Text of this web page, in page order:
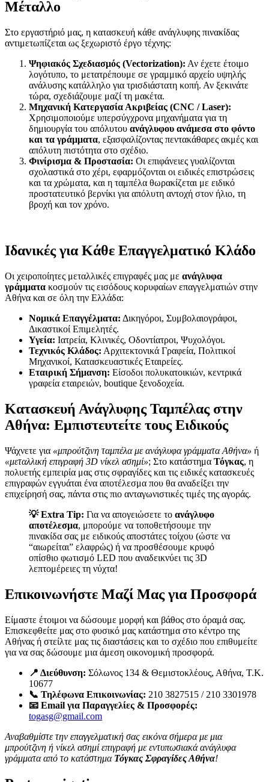
Μέταλλο
Στο εργαστήριό μας, η κατασκευή κάθε ανάγλυφης πινακίδας
αντιμετωπίζεται ως ξεχωριστό έργο τέχνης:
Ψηφιακός Σχεδιασμός (Vectorization): Αν έχετε έτοιμο
λογότυπο, το μετατρέπουμε σε γραμμικό αρχείο υψηλής
ανάλυσης κατάλληλο για τρισδιάστατη κοπή. Αν ξεκινάτε
τώρα, σχεδιάζουμε μαζί τη μακέτα.
Μηχανική Κατεργασία Ακριβείας (CNC / Laser):
Χρησιμοποιούμε υπερσύγχρονα μηχανήματα για τη
δημιουργία του απόλυτου ανάγλυφου ανάμεσα στο φόντο
και τα γράμματα, εξασφαλίζοντας πεντακάθαρες ακμές και
απόλυτη πιστότητα στο σχέδιο.
Φινίρισμα & Προστασία: Οι επιφάνειες γυαλίζονται
σχολαστικά στο χέρι, εφαρμόζονται οι ειδικές επιστρώσεις
και τα χρώματα, και η ταμπέλα θωρακίζεται με ειδικό
προστατευτικό βερνίκι για απόλυτη αντοχή στον ήλιο, τη
βροχή και τον χρόνο.
Ιδανικές για Κάθε Επαγγελματικό Κλάδο
Οι χειροποίητες μεταλλικές επιγραφές μας με ανάγλυφα
γράμματα κοσμούν τις εισόδους κορυφαίων επαγγελματιών στην
Αθήνα και σε όλη την Ελλάδα:
Νομικά Επαγγέλματα: Δικηγόροι, Συμβολαιογράφοι,
Δικαστικοί Επιμελητές.
Υγεία: Ιατρεία, Κλινικές, Οδοντίατροι, Ψυχολόγοι.
Τεχνικός Κλάδος: Αρχιτεκτονικά Γραφεία, Πολιτικοί
Μηχανικοί, Κατασκευαστικές Εταιρείες.
Εταιρική Σήμανση: Είσοδοι πολυκατοικιών, κεντρικά
γραφεία εταιρειών, boutique ξενοδοχεία.
Κατασκευή Ανάγλυφης Ταμπέλας στην
Αθήνα: Εμπιστευτείτε τους Ειδικούς
Ψάχνετε για «μπρούτζινη ταμπέλα με ανάγλυφα γράμματα Αθήνα» ή
«μεταλλική επιγραφή 3D νίκελ ασημί»; Στο κατάστημα Τόγκας, η
πολυετής εμπειρία μας στις σφραγίδες και τις ειδικές κατασκευές
επιγραφών εγγυάται ένα αποτέλεσμα που θα αναδείξει την
επιχείρησή σας, πάντα στις πιο ανταγωνιστικές τιμές της αγοράς.
💡 Extra Tip: Για να απογειώσετε το ανάγλυφο
αποτέλεσμα, μπορούμε να τοποθετήσουμε την
πινακίδα σας με ειδικούς αποστάτες τοίχου (ώστε να
“αιωρείται” ελαφρώς) ή να προσθέσουμε κρυφό
οπίσθιο φωτισμό LED που αναδεικνύει τις 3D
λεπτομέρειες τη νύχτα!
Επικοινωνήστε Μαζί Μας για Προσφορά
Είμαστε έτοιμοι να δώσουμε μορφή και βάθος στο όραμά σας.
Επισκεφθείτε μας στο φυσικό μας κατάστημα στο κέντρο της
Αθήνας ή στείλτε μας τις διαστάσεις και το σχέδιο που επιθυμείτε
για να σας δώσουμε μια άμεση οικονομική προσφορά.
📍 Διεύθυνση: Σόλωνος 134 & Θεμιστοκλέους, Αθήνα, Τ.Κ.
10677
📞 Τηλέφωνα Επικοινωνίας: 210 3827515 / 210 3301978
📧 Email για Παραγγελίες & Προσφορές:
togasg@gmail.com
Αναβαθμίστε την επαγγελματική σας εικόνα σήμερα με μια
μπρούτζινη ή νίκελ ασημί επιγραφή με εντυπωσιακά ανάγλυφα
γράμματα από το κατάστημα Τόγκας Σφραγίδες Αθήνα!